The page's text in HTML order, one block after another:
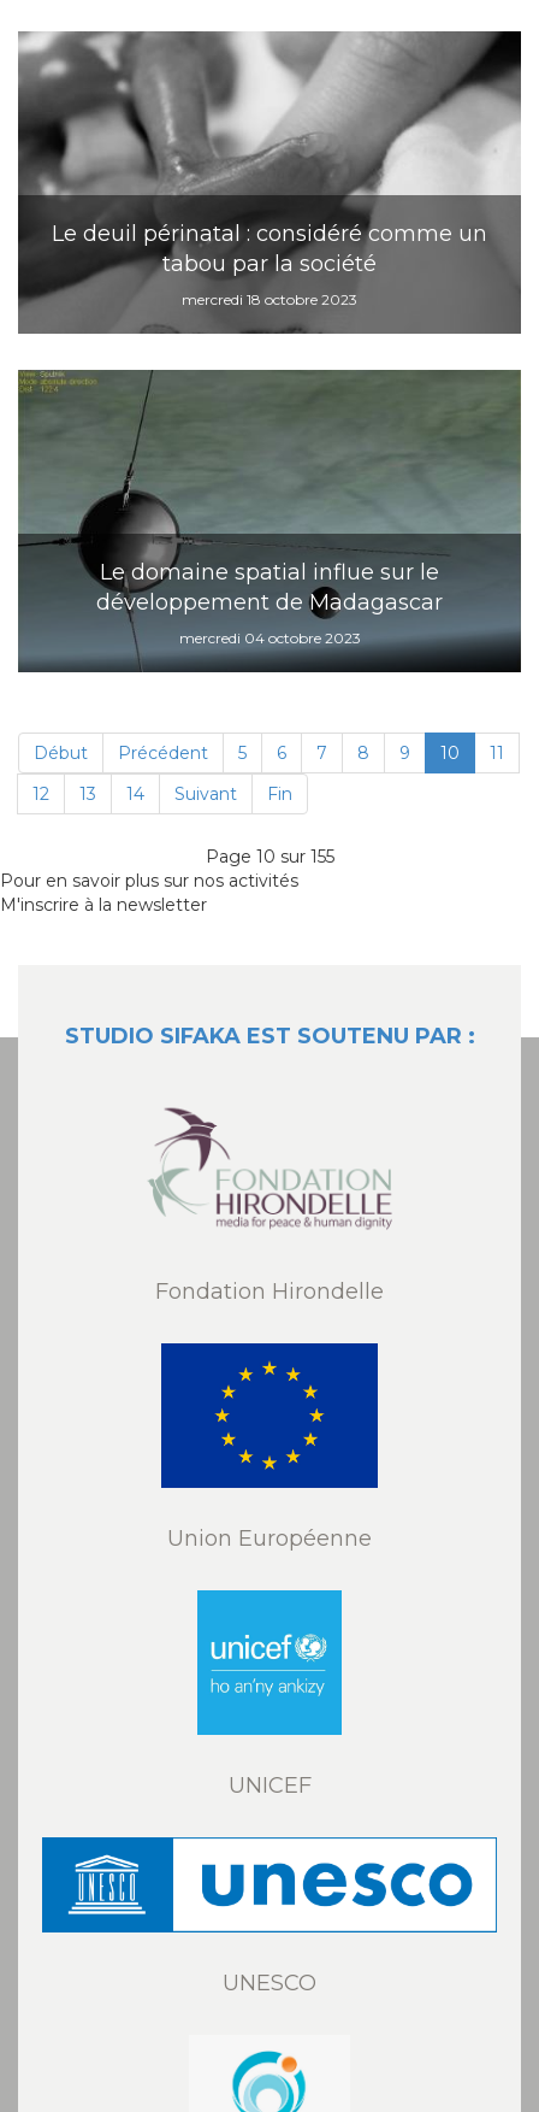
Le deuil périnatal : considéré comme un
tabou par la société
mercredi 18 octobre 2023
Le domaine spatial influe sur le
développement de Madagascar
mercredi 04 octobre 2023
Début Précédent 5 6 7 8 9 10
11
12
13 14 Suivant Fin
Page 10 sur 155
Pour en savoir plus sur nos activités
M'inscrire à la newsletter
STUDIO SIFAKA EST SOUTENU PAR :
Fondation Hirondelle
Union Européenne
UNICEF
UNESCO